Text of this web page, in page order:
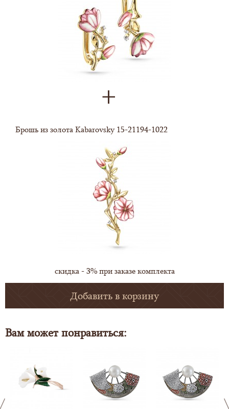
Брошь из золота Kabarovsky 15-21194-1022
скидка - 3% при заказе комплекта
Добавить в корзину
Вам может понравиться: